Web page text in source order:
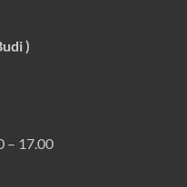
)
– 17.00